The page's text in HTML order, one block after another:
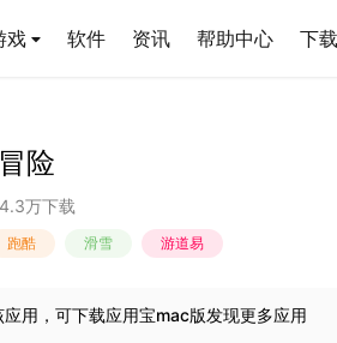
戏 软件 资讯 帮助中心 下
险
万下载
跑酷 滑雪 游道易
用，可下载应用宝mac版发现更多应用